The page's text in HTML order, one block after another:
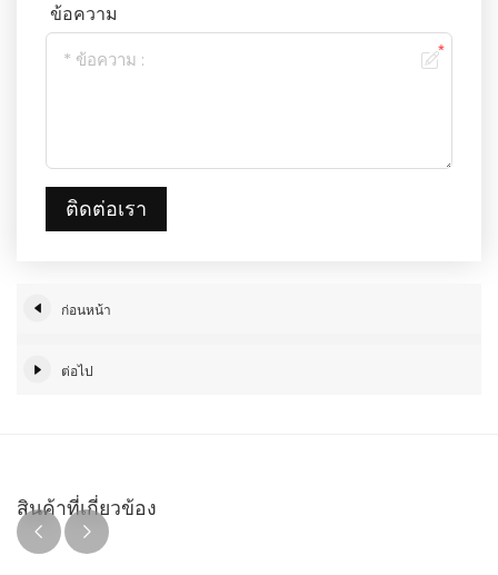
ข้อความ
ติดต่อเรา
ก่อนหน้า
ต่อไป
สินค้าที่เกี่ยวข้อง